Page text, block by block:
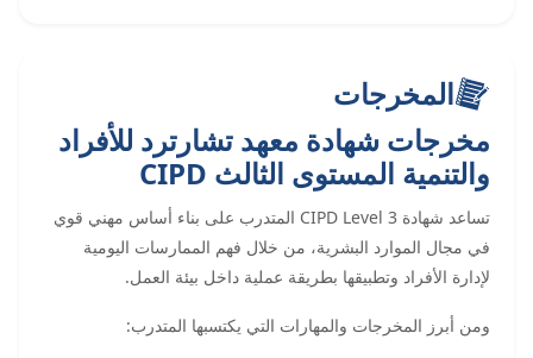
المخرجات
مخرجات شهادة معهد تشارترد للأفراد
والتنمية المستوى الثالث CIPD
تساعد شهادة CIPD Level 3 المتدرب على بناء أساس مهني قوي
في مجال الموارد البشرية، من خلال فهم الممارسات اليومية
لإدارة الأفراد وتطبيقها بطريقة عملية داخل بيئة العمل.
ومن أبرز المخرجات والمهارات التي يكتسبها المتدرب: